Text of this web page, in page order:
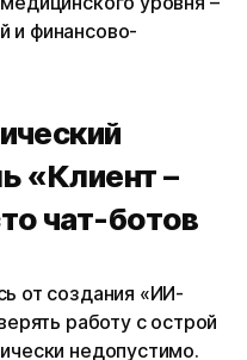
и финансово-
«Клиент –
чат-ботов
от создания «ИИ-
работу с острой
недопустимо.